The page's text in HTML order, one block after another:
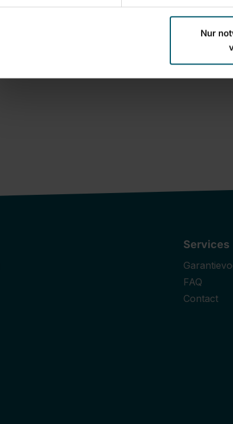
Nur
Services
FAQ
Contact